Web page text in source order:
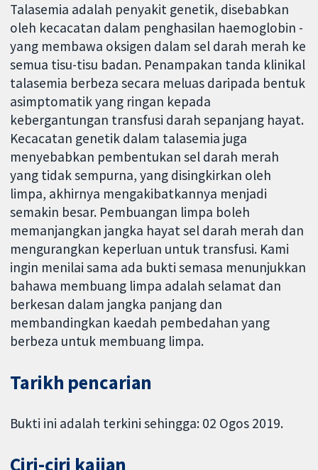
Talasemia adalah penyakit genetik, disebabkan
oleh kecacatan dalam penghasilan haemoglobin -
yang membawa oksigen dalam sel darah merah ke
semua tisu-tisu badan. Penampakan tanda klinikal
talasemia berbeza secara meluas daripada bentuk
asimptomatik yang ringan kepada
kebergantungan transfusi darah sepanjang hayat.
Kecacatan genetik dalam talasemia juga
menyebabkan pembentukan sel darah merah
yang tidak sempurna, yang disingkirkan oleh
limpa, akhirnya mengakibatkannya menjadi
semakin besar. Pembuangan limpa boleh
memanjangkan jangka hayat sel darah merah dan
mengurangkan keperluan untuk transfusi. Kami
ingin menilai sama ada bukti semasa menunjukkan
bahawa membuang limpa adalah selamat dan
berkesan dalam jangka panjang dan
membandingkan kaedah pembedahan yang
berbeza untuk membuang limpa.
Tarikh pencarian
Bukti ini adalah terkini sehingga: 02 Ogos 2019.
Ciri-ciri kajian